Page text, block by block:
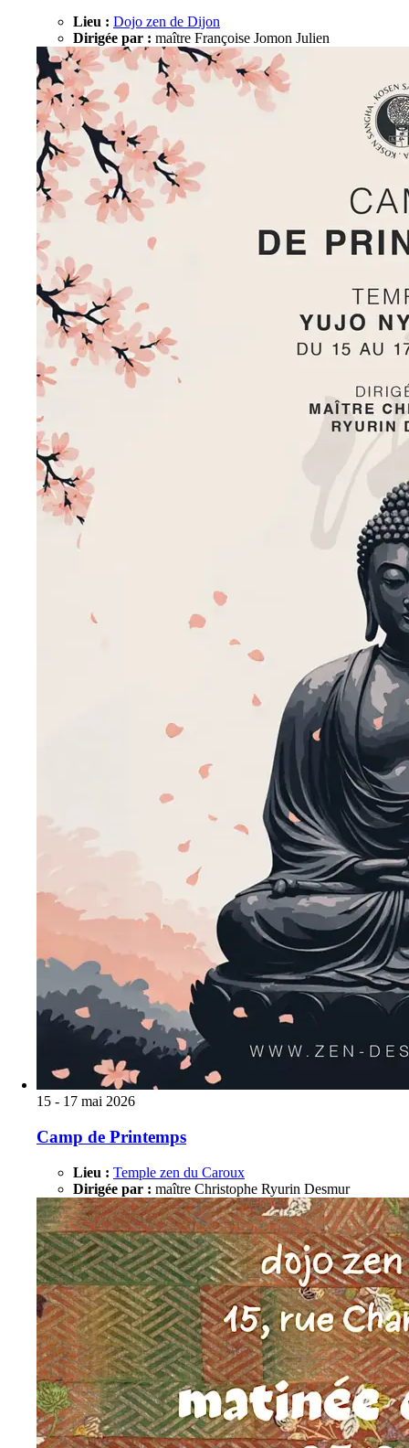
Lieu : Dojo zen de Dijon
Dirigée par : maître Françoise Jomon Julien
15 - 17 mai 2026
Camp de Printemps
Lieu : Temple zen du Caroux
Dirigée par : maître Christophe Ryurin Desmur